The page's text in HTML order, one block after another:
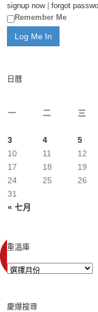
signup now| forgot
Remember Me
日曆
一
二 三
« 七月
3
4 5
10
11 12
17
18 19
24
25 26
31
重溫庫
慶爆搜尋